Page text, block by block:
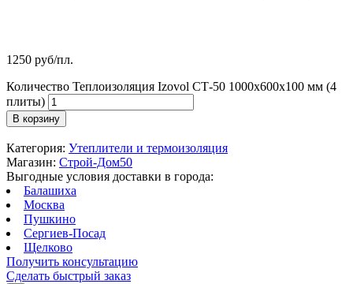
1250 руб/пл.
Количество Теплоизоляция Izovol СТ-50 1000х600х100 мм (4
плиты)
В корзину
Категория: Утеплители и термоизоляция
Магазин: Строй-Дом50
Выгодные условия доставки в города:
Балашиха
Москва
Пушкино
Сергиев-Посад
Щелково
Получить консультацию
Сделать быстрый заказ